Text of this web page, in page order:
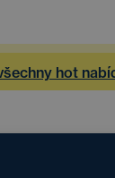
hot